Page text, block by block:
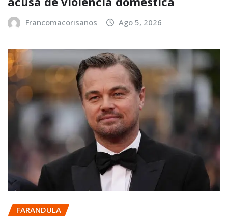
Francomacorisanos Ago 5, 2026
FARANDULA